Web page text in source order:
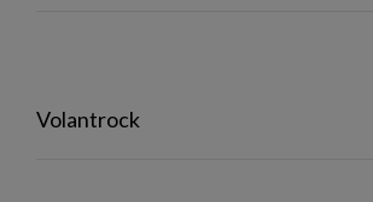
Volantrock